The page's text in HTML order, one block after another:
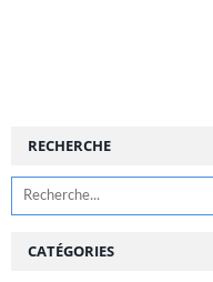
RECHERCHE
CATÉGORIES